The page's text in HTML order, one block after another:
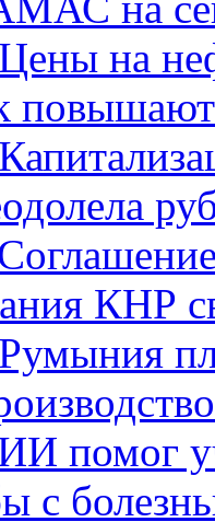
Цены на
КНР
Румыния
помог
с